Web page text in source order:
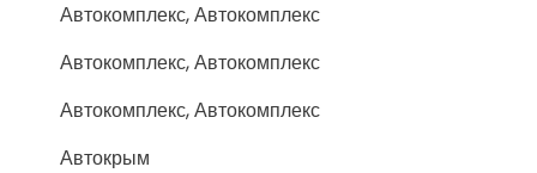
Автокомплекс, Автокомплекс
Автокомплекс, Автокомплекс
Автокомплекс, Автокомплекс
Автокрым